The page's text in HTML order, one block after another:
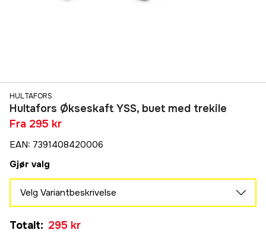
HULTAFORS
Hultafors Økseskaft YSS, buet med trekile
Fra 295 kr
EAN: 7391408420006
Gjør valg
Velg Variantbeskrivelse
295 kr
Totalt: 295 kr